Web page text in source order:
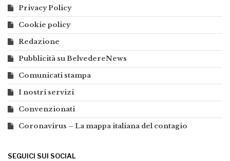
Privacy Policy
Cookie policy
Redazione
Pubblicità su BelvedereNews
Comunicati stampa
I nostri servizi
Convenzionati
Coronavirus – La mappa italiana del contagio
SEGUICI SUI SOCIAL